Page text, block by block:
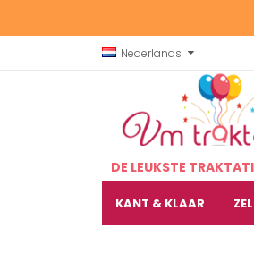
Nederlands
DE LEUKSTE
KANT & KLAAR